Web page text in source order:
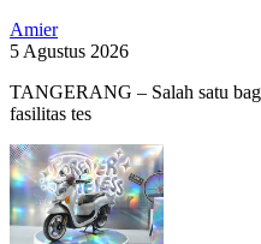
Amier
5 Agustus 2026
TANGERANG – Salah satu
fasilitas tes